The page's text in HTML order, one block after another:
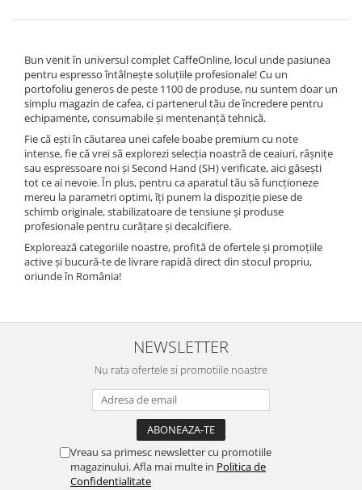
Bun venit în universul complet CaffeOnline, locul unde pasiunea
pentru espresso întâlnește soluțiile profesionale! Cu un
portofoliu generos de peste 1100 de produse, nu suntem doar un
simplu magazin de cafea, ci partenerul tău de încredere pentru
echipamente, consumabile și mentenanță tehnică.
Fie că ești în căutarea unei cafele boabe premium cu note
intense, fie că vrei să explorezi selecția noastră de ceaiuri, râșnițe
sau espressoare noi și Second Hand (SH) verificate, aici găsești
tot ce ai nevoie. În plus, pentru ca aparatul tău să funcționeze
mereu la parametri optimi, îți punem la dispoziție piese de
schimb originale, stabilizatoare de tensiune și produse
profesionale pentru curățare și decalcifiere.
Explorează categoriile noastre, profită de ofertele și promoțiile
active și bucură-te de livrare rapidă direct din stocul propriu,
oriunde în România!
NEWSLETTER
Nu rata ofertele si promotiile noastre
Vreau sa primesc newsletter cu promotiile
magazinului. Afla mai multe in Politica de
Confidentialitate